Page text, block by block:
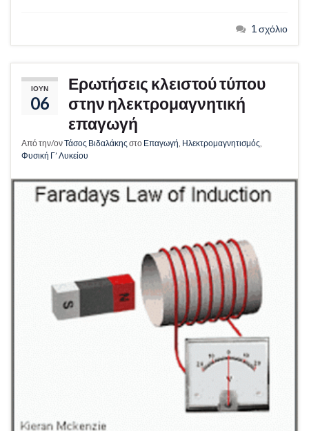
1 σχόλιο
ΙΟΎΝ
06
Ερωτήσεις κλειστού τύπου
στην ηλεκτρομαγνητική
επαγωγή
Από την/ονΤάσος Βιδαλάκης στο Επαγωγή, Ηλεκτρομαγνητισμός,
Φυσική Γ’ Λυκείου